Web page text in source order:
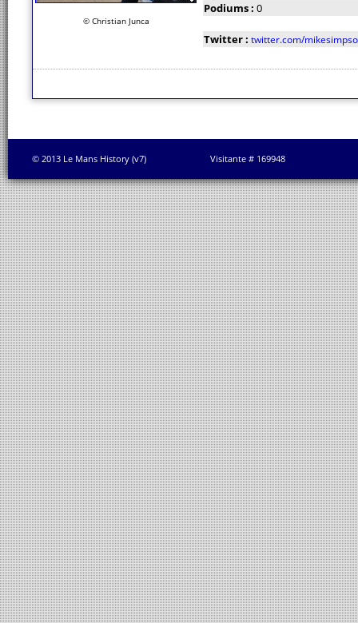
© Christian Junca
Podiums : 0
Twitter : twitter.com/
© 2013 Le Mans History (v7) Visitante # 169948